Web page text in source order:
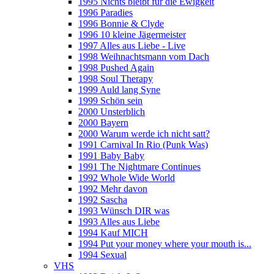
1996 Paradies
1996 Bonnie & Clyde
1996 10 kleine Jägermeister
1997 Alles aus Liebe - Live
1998 Weihnachtsmann vom Dach
1998 Pushed Again
1998 Soul Therapy
1999 Auld lang Syne
1999 Schön sein
2000 Unsterblich
2000 Bayern
2000 Warum werde ich nicht satt?
1991 Carnival In Rio (Punk Was)
1991 Baby Baby
1991 The Nightmare Continues
1992 Whole Wide World
1992 Mehr davon
1992 Sascha
1993 Wünsch DIR was
1993 Alles aus Liebe
1994 Kauf MICH
1994 Put your money where your mouth is...
1994 Sexual
VHS